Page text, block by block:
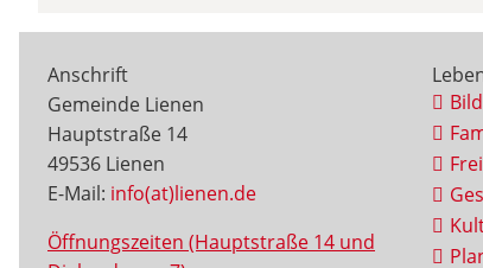
Anschrift
Gemeinde Lienen
Hauptstraße 14
49536 Lienen
E-Mail: info(at)lienen.de
Öffnungszeiten (Hauptstraße 14 und